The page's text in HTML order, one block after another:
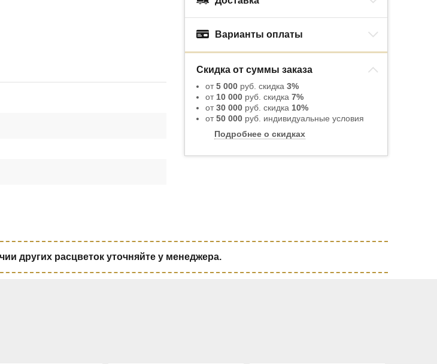
Варианты оплаты
Скидка от суммы заказа
от5 000 руб. скидка 3%
от 10 000 руб. скидка 7%
от30 000 руб. скидка 10%
от50 000 руб. индивидуальные условия
Подробнее о скидках
других расцветок уточняйте у менеджера.